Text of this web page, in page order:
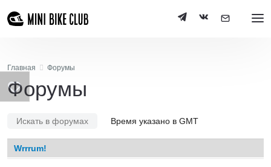
Главная Форумы
Форумы
Искать в форумах Время указано в GMT
Wrrrum!